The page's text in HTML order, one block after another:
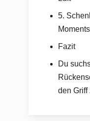
5.
Fazit
Du
den Griff